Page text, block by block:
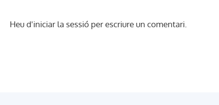
Heu d'iniciar la sessió per escriure un comentari.